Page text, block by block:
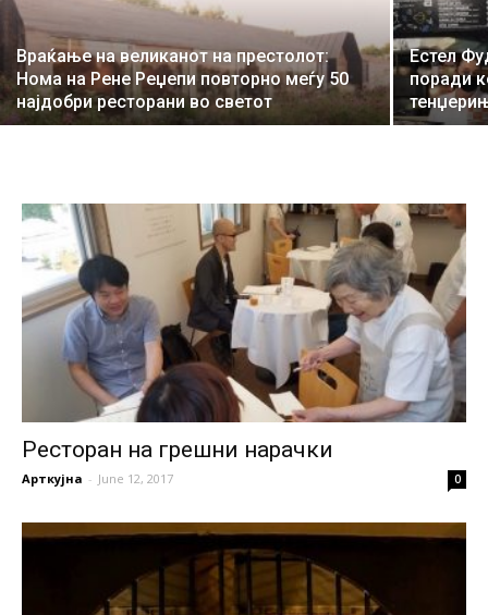
Враќање на великанот на престолот:
Нома на Рене Реџепи повторно меѓу 50
најдобри ресторани во светот
Естел
поради
Ресторан на грешни нарачки
Арткујна - June 12, 2017 0